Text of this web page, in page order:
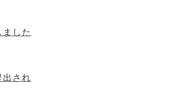
した
出され